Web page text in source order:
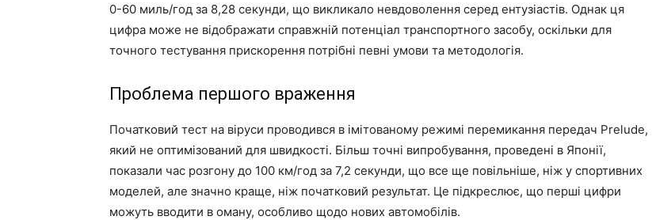
0-60 миль/год за 8,28 секунди, що викликало невдоволення серед ентузіастів. Однак ця
цифра може не відображати справжній потенціал транспортного засобу, оскільки для
точного тестування прискорення потрібні певні умови та методологія.
Проблема першого враження
Початковий тест на віруси проводився в імітованому режимі перемикання передач Prelude,
який не оптимізований для швидкості. Більш точні випробування, проведені в Японії,
показали час розгону до 100 км/год за 7,2 секунди, що все ще повільніше, ніж у спортивних
моделей, але значно краще, ніж початковий результат. Це підкреслює, що перші цифри
можуть вводити в оману, особливо щодо нових автомобілів.